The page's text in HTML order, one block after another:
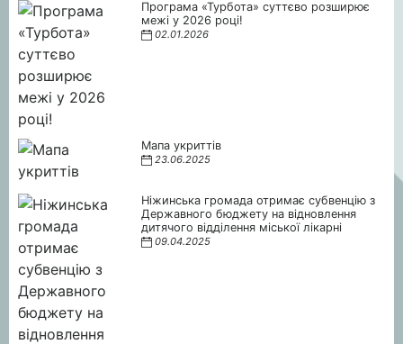
Програма «Турбота» суттєво розширює
межі у 2026 році!
02.01.2026
Мапа укриттів
23.06.2025
Ніжинська громада отримає субвенцію з
Державного бюджету на відновлення
дитячого відділення міської лікарні
09.04.2025